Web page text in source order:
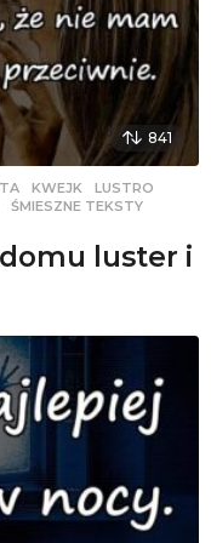
841
,KWEJK ,LUSTRO
,ŚMIESZNE TEKSTY
luster i